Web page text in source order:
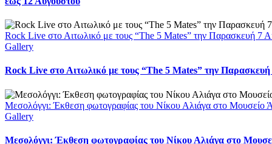
Rock Live στο Αιτωλικό με τους “The 5 Mates” την Παρασκευή 7
Gallery
Rock Live στο Αιτωλικό με τους “The 5 Mates” την
Μεσολόγγι: Έκθεση φωτογραφίας του Νίκου Αλιάγα στο Μουσείο
Gallery
Μεσολόγγι: Έκθεση φωτογραφίας του Νίκου Αλιάγα στο